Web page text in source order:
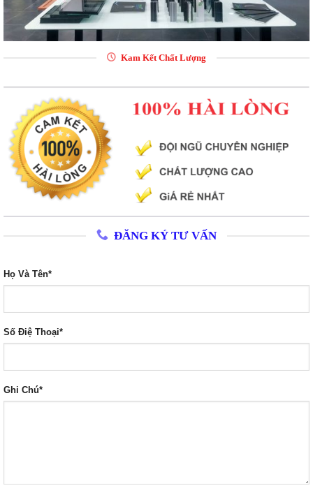
Kam Kết Chất Lượng
ĐĂNG KÝ TƯ VẤN
Họ Và Tên*
Số Điệ Thoại*
Ghi Chú*